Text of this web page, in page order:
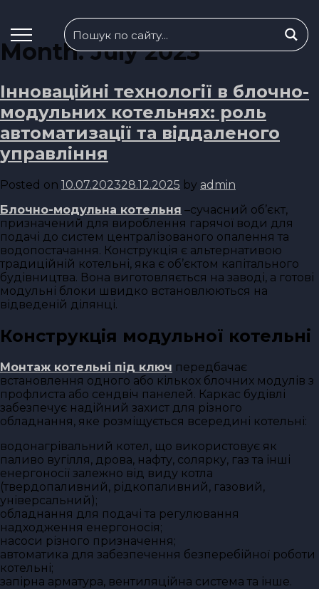
Month:July 2023
Інноваційні технології в блочно-
модульних котельнях: роль
автоматизації та віддаленого
управління
Posted on 10.07.202328.12.2025 by admin
Блочно-модульна котельня –сучасний об’єкт,
призначений для вироблення гарячої води для
подачі до систем централізованого опалення та
водопостачання. Конструкція є альтернативою
традиційній котельні, яка є об’єктом капітального
будівництва. Вона виготовляється на заводі, а готові
модульні блоки швидко встановлюються на
відведеній ділянці.
Конструкція модульної котельні
Монтаж котельні під ключ передбачає
встановлення одного або кількох блочних модулів з
профлиста або сендвіч панелей. Каркас будівлі
забезпечує надійний захист для різного
обладнання, яке розміщується всередині котельні:
водонагрівальний котел, що використовує як
паливо вугілля, дрова, нафту, солярку, газ та інші
енергоносії залежно від виду котла
(твердопаливний, рідкопаливний, газовий,
універсальний);
обладнання для подачі та регулювання
надходження енергоносія;
насоси різного призначення;
автоматика для забезпечення безперебійної роботи
котельні;
запірна арматура, вентиляційна система та інше.